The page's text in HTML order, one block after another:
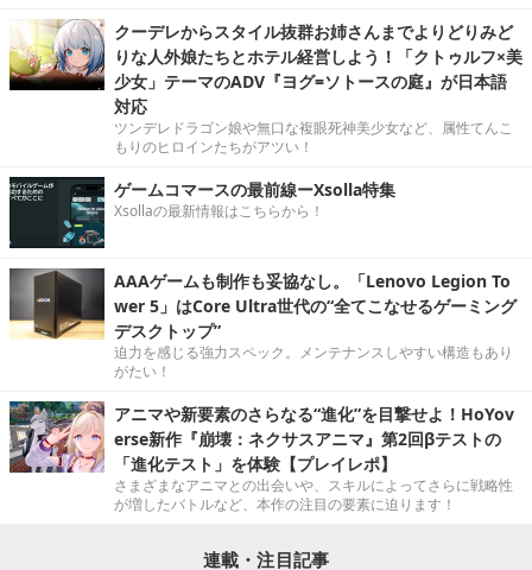
クーデレからスタイル抜群お姉さんまでよりどりみど
りな人外娘たちとホテル経営しよう！「クトゥルフ×美
少女」テーマのADV『ヨグ=ソトースの庭』が日本語
対応
ツンデレドラゴン娘や無口な複眼死神美少女など、属性てんこ
もりのヒロインたちがアツい！
ゲームコマースの最前線ーXsolla特集
Xsollaの最新情報はこちらから！
AAAゲームも制作も妥協なし。「Lenovo Legion To
wer 5」はCore Ultra世代の“全てこなせるゲーミング
デスクトップ”
迫力を感じる強力スペック。メンテナンスしやすい構造もあり
がたい！
アニマや新要素のさらなる“進化”を目撃せよ！HoYov
erse新作『崩壊：ネクサスアニマ』第2回βテストの
「進化テスト」を体験【プレイレポ】
さまざまなアニマとの出会いや、スキルによってさらに戦略性
が増したバトルなど、本作の注目の要素に迫ります！
連載・注目記事